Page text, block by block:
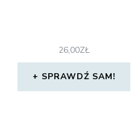
26,00ZŁ
SPRAWDŹ SAM!